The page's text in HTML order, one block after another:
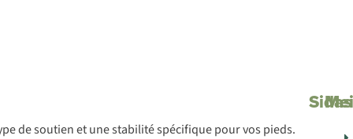
de soutien et une stabilité spécifique pour vos pieds.
Sidas